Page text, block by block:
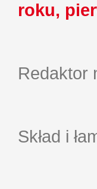
roku,
Redaktor
Skład i